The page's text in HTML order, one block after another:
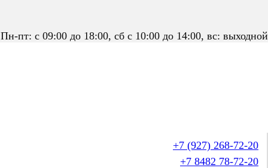
Пн-пт: с 09:00 до 18:00, сб с 10:00 до 14:00, вс: выходной
+7 (927) 268-72-20
+7 8482 78-72-20